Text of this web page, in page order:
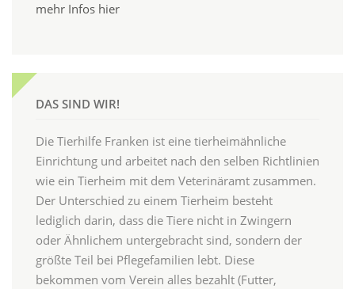
mehr Infos hier
DAS SIND WIR!
Die Tierhilfe Franken ist eine tierheimähnliche
Einrichtung und arbeitet nach den selben Richtlinien
wie ein Tierheim mit dem Veterinäramt zusammen.
Der Unterschied zu einem Tierheim besteht
lediglich darin, dass die Tiere nicht in Zwingern
oder Ähnlichem untergebracht sind, sondern der
größte Teil bei Pflegefamilien lebt. Diese
bekommen vom Verein alles bezahlt (Futter,